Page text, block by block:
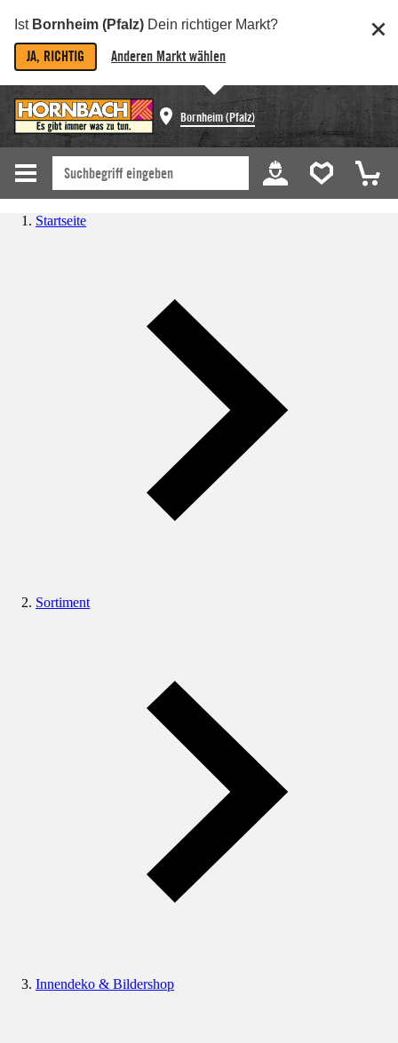
Ist Bornheim (Pfalz) Dein richtiger Markt?
JA, RICHTIG Anderen Markt wählen
Bornheim (Pfalz)
Startseite
Sortiment
Innendeko & Bildershop